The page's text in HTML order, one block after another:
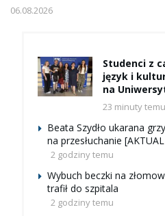
06.08.2026
Studenci z
język i
na
23 minuty temu
Beata Szydło ukarana
na przesłuchanie
2 godziny temu
Wybuch beczki na
trafił do szpitala
2 godziny temu